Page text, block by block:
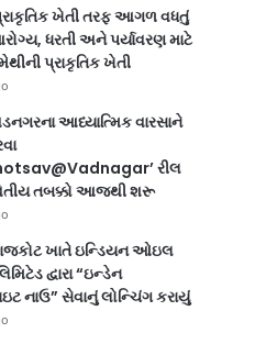
ખેતી તરફ આગળ વધતું
ધરતી અને પર્યાવરણ માટે
પ્રાકૃતિક ખેતી
આધ્યાત્મિક વારસાને
રીલ
તબક્કો આજથી શરૂ
ખાતે ઇન્ડિયન ઓઇલ
દ્વારા “ઇન્ડેન
નાઉ” સેવાનું લોન્ચિંગ કરાયું